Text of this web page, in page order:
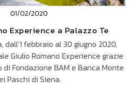
01/02/2020
Experience a Palazzo Te
dall'1 febbraio al 30 giugno 2020,
Giulio Romano Experience grazie
Fondazione BAM e Banca Monte
Paschi di Siena.